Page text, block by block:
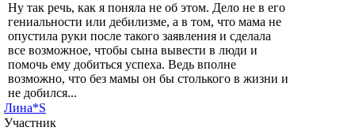
Ну так речь, как я поняла не об этом. Дело не в его
гениальности или дебилизме, а в том, что мама не
опустила руки после такого заявления и сделала
все возможное, чтобы сына вывести в люди и
помочь ему добиться успеха. Ведь вполне
возможно, что без мамы он бы столького в жизни и
не добился...
Лина*S
Участник